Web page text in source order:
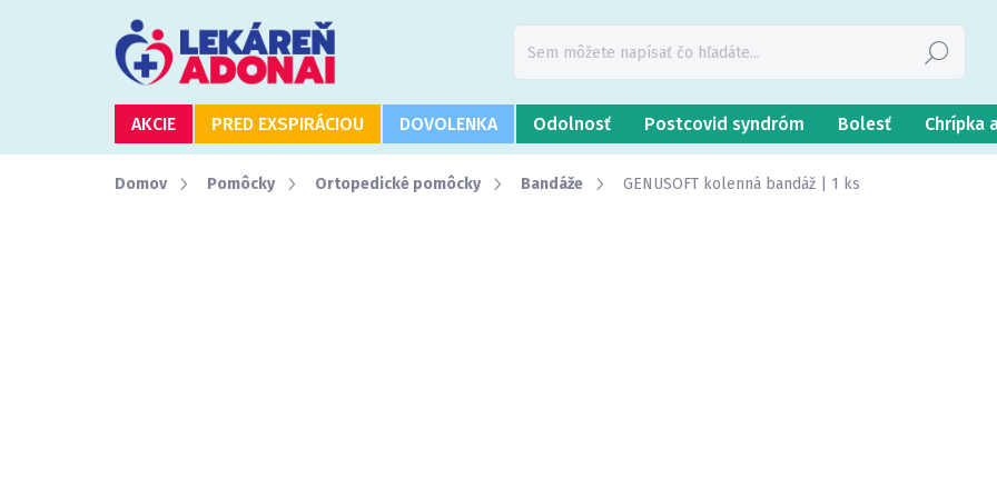
Hľadať
AKCIE PRED EXSPIRÁCIOU DOVOLENKA Odolnosť Postcovid syndróm Bolesť Chrípka
Domov Pomôcky Ortopedické pomôcky Bandáže GENUSOFT kolenná bandáž | 1 ks